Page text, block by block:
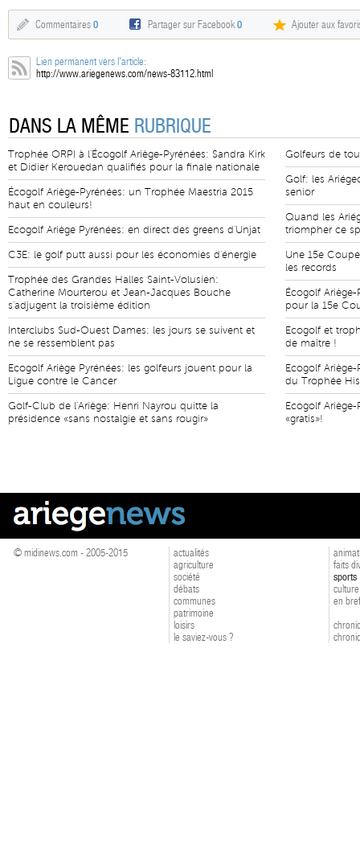
Commentaires 0 Partager sur Facebook0 Ajouter aux
Lien permanent vers l'article:
http://www.ariegenews.com/news-83112.html
DANS LA MÊME RUBRIQUE
Trophée ORPI à l'Écogolf Ariège-Pyrénées: Sandra Kirk
et Didier Kerouedan qualifiés pour la finale nationale
Écogolf Ariège-Pyrénées: un Trophée Maestria 2015
haut en couleurs!
Ecogolf Ariège Pyrénées: en direct des greens d'Unjat
C3E: le golf putt aussi pour les économies d'énergie
Trophée des Grandes Halles Saint-Volusien:
Catherine Mourterou et Jean-Jacques Bouche
s'adjugent la troisième édition
Interclubs Sud-Ouest Dames: les jours se suivent et
ne se ressemblent pas
Ecogolf Ariège Pyrénées: les golfeurs jouent pour la
Ligue contre le Cancer
Golf-Club de l'Ariège: Henri Nayrou quitte la
présidence «sans nostalgie et sans rougir»
Golfeurs de
Golf: les
senior
Quand les
triompher ce
Une 15e
les records
Écogolf
pour la 15e
Ecogolf et
de maître !
Ecogolf
du Trophée
Ecogolf
«gratis»!
© midinews.com - 2005-2015
actualités
agriculture
société
débats
communes
patrimoine
loisirs
le saviez-vous ?
faits
sports
culture
en bref